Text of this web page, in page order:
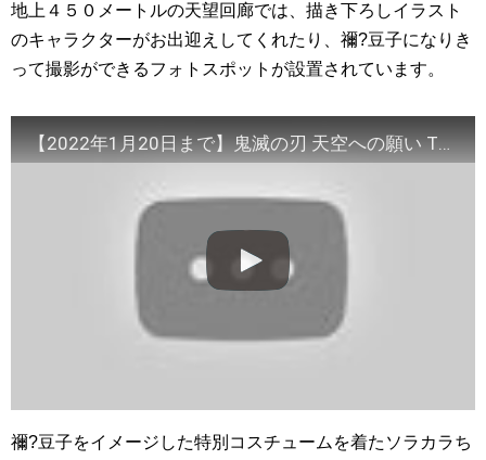
地上４５０メートルの天望回廊では、描き下ろしイラスト
のキャラクターがお出迎えしてくれたり、禰?豆子になりき
って撮影ができるフォトスポットが設置されています。
【2022年1月20日まで】鬼滅の刃 天空への願い TOKYO SKYTREE(R)│東京スカイツリー/TOKYO SKYTREE【公式】
禰?豆子をイメージした特別コスチュームを着たソラカラち